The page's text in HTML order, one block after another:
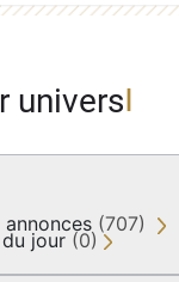
univers
(707)
jour (0)